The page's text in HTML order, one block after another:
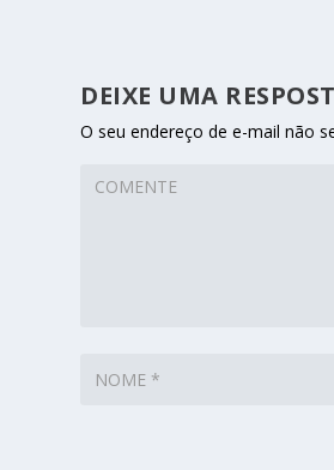
DEIXE UMA
O seu endereço de e-mail não